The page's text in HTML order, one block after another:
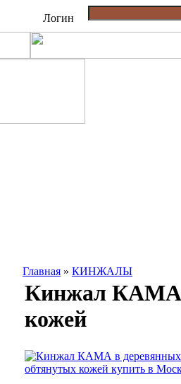
Логин
Главная » КИНЖАЛЫ
Кинжал КАМА
кожей